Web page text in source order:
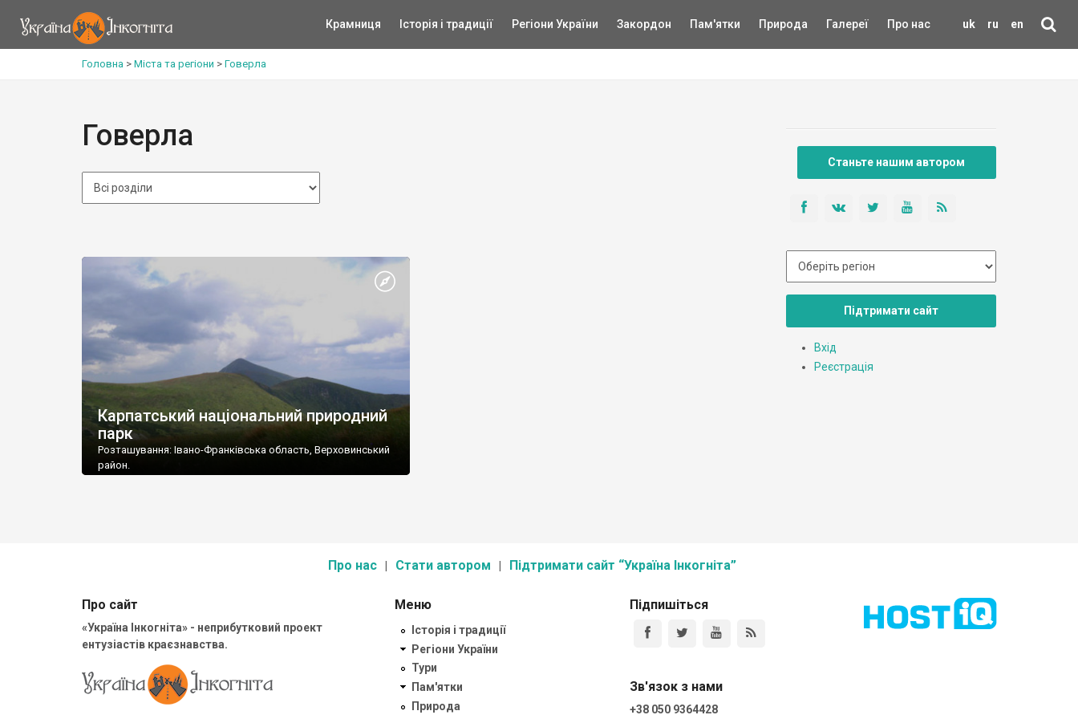
uk ru en
Крамниця Історія і традиції Регіони України Закордон Пам'ятки Природа Галереї Про нас
Головна > Міста та регіони > Говерла
Говерла
Карпатський національний природний
парк
Розташування: Івано-Франківська область, Верховинський
район.
Станьте нашим автором
Підтримати сайт
Вхід
Реєстрація
Про нас Стати автором Підтримати сайт “Україна Інкогніта”
Про сайт
«Україна Інкогніта» - неприбутковий проект
ентузіастів краєзнавства.
Меню
Історія і традиції
Регіони України
Тури
Пам'ятки
Природа
Підпишіться
Зв'язок з нами
+38 050 9364428